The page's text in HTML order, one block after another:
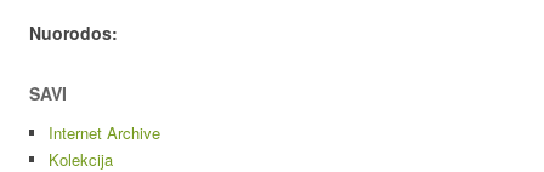
Nuorodos:
SAVI
Internet Archive
Kolekcija